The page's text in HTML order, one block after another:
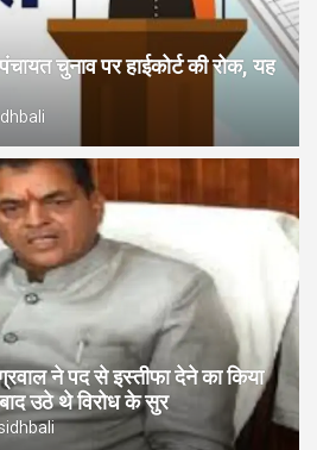
चुनाव पर हाईकोर्ट की रोक, यह
ने पद से इस्तीफा देने का किया
उठे थे विरोध के सुर